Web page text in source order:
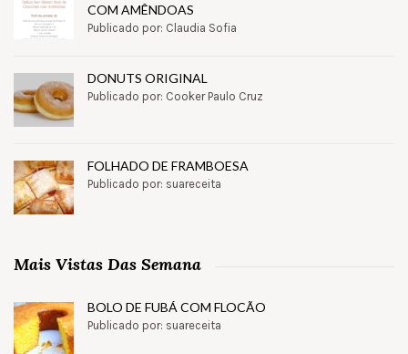
COM AMÊNDOAS
Publicado por: Claudia Sofia
DONUTS ORIGINAL
Publicado por: Cooker Paulo Cruz
FOLHADO DE FRAMBOESA
Publicado por: suareceita
Mais Vistas Das Semana
BOLO DE FUBÁ COM FLOCÃO
Publicado por: suareceita